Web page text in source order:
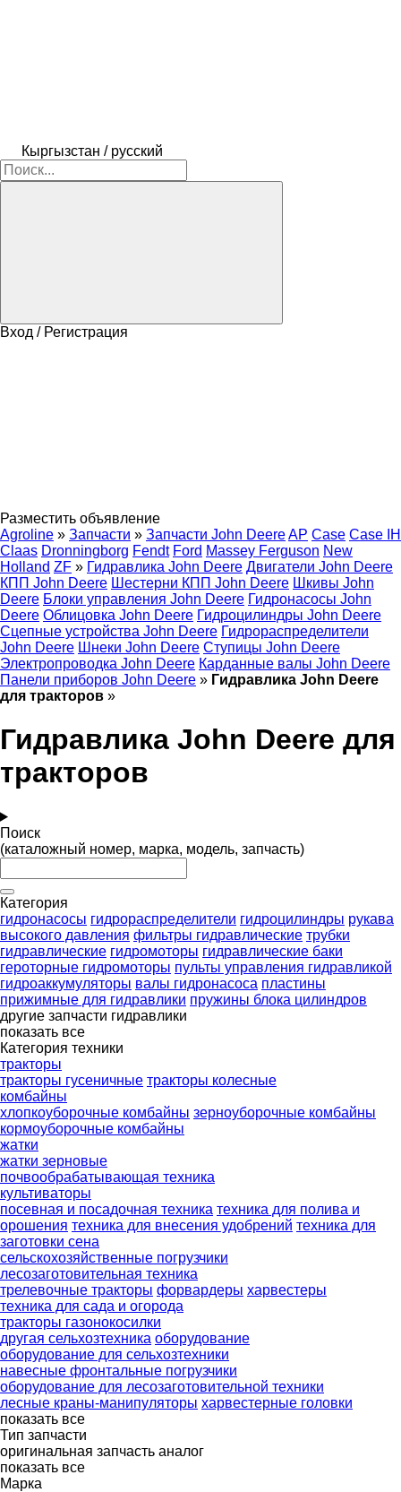
Кыргызстан / русский
Вход / Регистрация
Разместить объявление
Agroline » Запчасти » Запчасти John DeereAP Case Case IH
Claas Dronningborg Fendt Ford Massey Ferguson New
Holland ZF » Гидравлика John Deere Двигатели John Deere
КПП John Deere Шестерни КПП John Deere Шкивы John
Deere Блоки управления John Deere Гидронасосы John
Deere Облицовка John Deere Гидроцилиндры John Deere
Сцепные устройства John Deere Гидрораспределители
John Deere Шнеки John Deere Ступицы John Deere
Электропроводка John Deere Карданные валы John Deere
Панели приборов John Deere » Гидравлика John Deere
для тракторов »
Гидравлика John Deere для
тракторов
Поиск
(каталожный номер, марка, модель, запчасть)
Категория
гидронасосы гидрораспределители гидроцилиндры рукава
высокого давления фильтры гидравлические трубки
гидравлические гидромоторы гидравлические баки
героторные гидромоторы пульты управления гидравликой
гидроаккумуляторы валы гидронасоса пластины
прижимные для гидравлики пружины блока цилиндров
другие запчасти гидравлики
показать все
Категория техники
тракторы
тракторы гусеничные тракторы колесные
комбайны
хлопкоуборочные комбайны зерноуборочные комбайны
кормоуборочные комбайны
жатки
жатки зерновые
почвообрабатывающая техника
культиваторы
посевная и посадочная техника техника для полива и
орошения техника для внесения удобрений техника для
заготовки сена
сельскохозяйственные погрузчики
лесозаготовительная техника
трелевочные тракторы форвардеры харвестеры
техника для сада и огорода
тракторы газонокосилки
другая сельхозтехника оборудование
оборудование для сельхозтехники
навесные фронтальные погрузчики
оборудование для лесозаготовительной техники
лесные краны-манипуляторы харвестерные головки
показать все
Тип запчасти
оригинальная запчасть аналог
показать все
Марка